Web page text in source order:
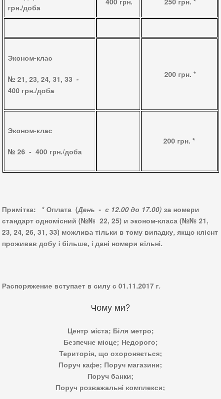
грн./доба
Эконом-клас
№ 21, 23, 24, 31, 33 -
400 грн./доба
200 грн. *
Эконом-клас
№ 26 - 400 грн./доба
200 грн. *
Примітка:* Оплата (День - с 12.00 до 17.00)за номери
стандарт одномісний (№№ 22, 25) и эконом-класа (№№ 21,
23, 24, 26, 31, 33) можлива тільки в тому випадку, якщо клієнт
проживав добу і більше, і дані номери вільні.
Распоряжение вступает в силу с 01.11.2017 г.
Чому ми?
Центр міста; Біля метро;
Безпечне місце; Недорого;
Територія, що охороняється;
Поруч кафе; Поруч магазини;
Поруч банки;
Поруч розважальні комплекси;